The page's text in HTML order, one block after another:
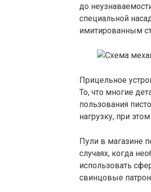
до
специальной
имитированным
Прицельное
То, что многие
пользования
нагрузку, при
Пули в магазине
случаях, когда
использовать
свинцовые